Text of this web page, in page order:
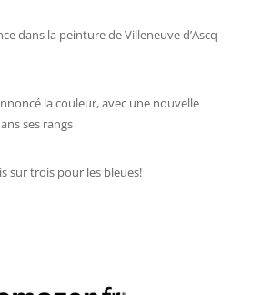
dans la peinture de Villeneuve d’Ascq
la couleur, avec une nouvelle
ses rangs
sur trois pour les bleues!